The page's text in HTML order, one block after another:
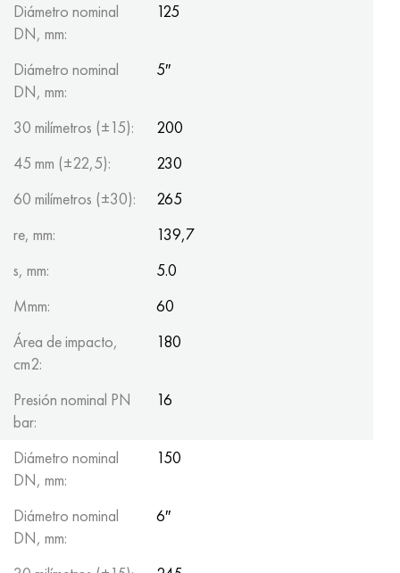
Diámetro nominal
DN, mm:
125
Diámetro nominal
DN, mm:
5″
30 milímetros (±15):
200
45 mm (±22,5):
230
60 milímetros (±30):
265
re, mm:
139,7
s, mm:
5.0
Mmm:
60
Área de impacto,
cm2:
180
Presión nominal PN
bar:
16
Diámetro nominal
DN, mm:
150
Diámetro nominal
DN, mm:
6″